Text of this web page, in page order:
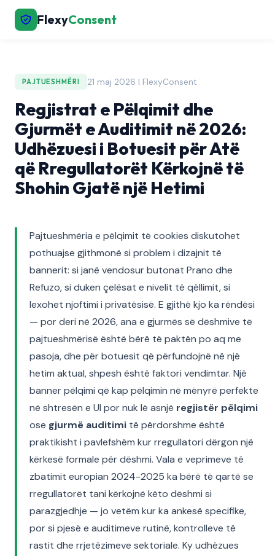
FlexyConsent
PAJTUESHMËRI 21 maj 2026 | FlexyConsent
Regjistrat e Pëlqimit dhe
Gjurmët e Auditimit në 2026:
Udhëzuesi i Botuesit për Atë
që Rregullatorët Kërkojnë të
Shohin Gjatë një Hetimi
Pajtueshmëria e pëlqimit të cookies diskutohet
pothuajse gjithmonë si problem i dizajnit të
bannerit: si janë vendosur butonat Prano dhe
Refuzo, si duken çelësat e nivelit të qëllimit, si
lexohet njoftimi i privatësisë. E gjithë kjo ka rëndësi
— por deri në 2026, ana e gjurmës së dëshmive të
pajtueshmërisë është bërë të paktën po aq me
pasoja, dhe për botuesit që përfundojnë në një
hetim aktual, shpesh është faktori vendimtar. Një
banner pëlqimi që kap pëlqimin në mënyrë perfekte
në shtresën e UI por nuk lë asnjë regjistër pëlqimi
ose gjurmë auditimi të përdorshme është
praktikisht i pavlefshëm kur rregullatori dërgon një
kërkesë formale për dëshmi. Vala e veprimeve të
zbatimit europian 2024-2025 ka bërë të qartë se
rregullatorët tani kërkojnë këto dëshmi si
parazgjedhje — jo vetëm kur ka ankesë specifike,
por si pjesë e auditimeve rutinë, kontrolleve të
rastit dhe rrjetëzimeve sektoriale. Ky udhëzues